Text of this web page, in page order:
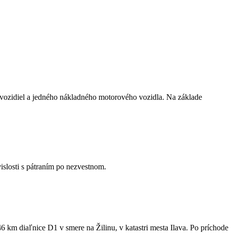
a jedného nákladného motorového vozidla. Na základe
s pátraním po nezvestnom.
km diaľnice D1 v smere na Žilinu, v katastri mesta Ilava. Po príchode